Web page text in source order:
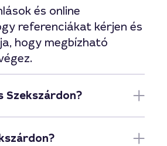
és online
referenciákat kérjen és
hogy megbízható
Szekszárdon?